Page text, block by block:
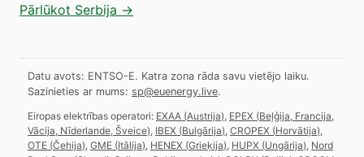
Pārlūkot Serbija →
Datu avots: ENTSO-E. Katra zona rāda savu vietējo laiku.
Sazinieties ar mums: sp@euenergy.live.
Eiropas elektrības operatori: EXAA (Austrija) EPEX (Beļģija, Francija,
Vācija, Nīderlande, Šveice) IBEX (Bulgārija) CROPEX (Horvātija)
OTE (Čehija) GME (Itālija) HENEX (Grieķija) HUPX (Ungārija) Nord